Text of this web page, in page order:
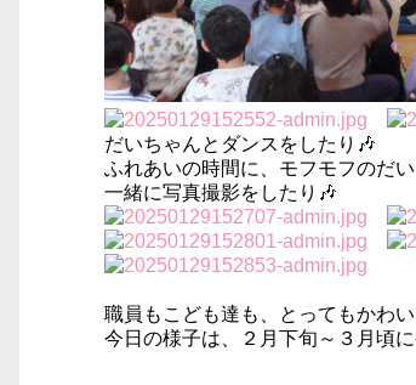
だいちゃんとダンスをしたり🎶
ふれあいの時間に、モフモフのだ
一緒に写真撮影をしたり🎶
職員もこども達も、とってもかわ
今日の様子は、２月下旬～３月頃